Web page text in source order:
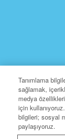
Süperkitap,
Tanımlama
sağlamak,
medya
için
bilgileri; sosyal
paylaşıyoruz.